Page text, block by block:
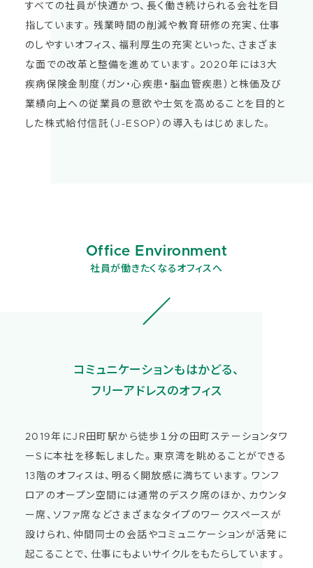
すべての社員が快適かつ、長く働き続けられる会社を目
指しています。残業時間の削減や教育研修の充実、仕事
のしやすいオフィス、福利厚生の充実といった、さまざま
な面での改革と整備を進めています。2020年には3大
疾病保険金制度（ガン・心疾患・脳血管疾患）と株価及び
業績向上への従業員の意欲や士気を高めることを目的と
した株式給付信託（J-ESOP）の導入もはじめました。
Office Environment
社員が働きたくなるオフィスへ
コミュニケーションもはかどる、
フリーアドレスのオフィス
2019年にJR田町駅から徒歩１分の田町ステーションタワ
ーSに本社を移転しました。東京湾を眺めることができる
13階のオフィスは、明るく開放感に満ちています。ワンフ
ロアのオープン空間には通常のデスク席のほか、カウンタ
ー席、ソファ席などさまざまなタイプのワークスペースが
設けられ、仲間同士の会話やコミュニケーションが活発に
起こることで、仕事にもよいサイクルをもたらしています。